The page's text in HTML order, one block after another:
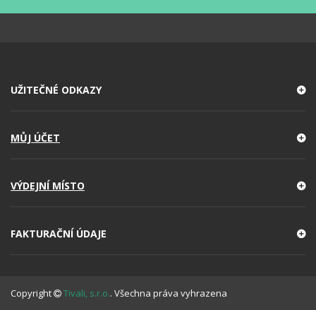
UŽITEČNÉ ODKAZY
MŮJ ÚČET
VÝDEJNÍ MÍSTO
FAKTURAČNÍ ÚDAJE
Copyright Tivali, s.r.o.. Všechna práva vyhrazena